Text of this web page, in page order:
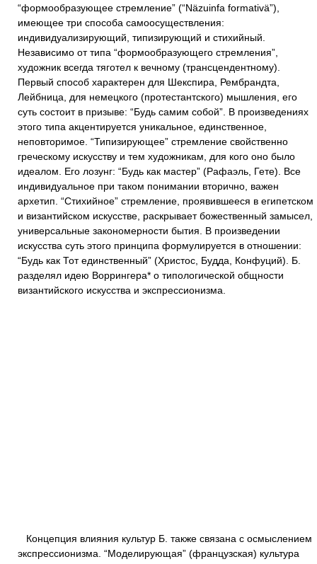
“формообразующее стремление” (“Näzuinfa formativä”),
имеющее три способа самоосуществления:
индивидуализирующий, типизирующий и стихийный.
Независимо от типа “формообразующего стремления”,
художник всегда тяготел к вечному (трансцендентному).
Первый способ характерен для Шекспира, Рембрандта,
Лейбница, для немецкого (протестантского) мышления, его
суть состоит в призыве: “Будь самим собой”. В произведениях
этого типа акцентируется уникальное, единственное,
неповторимое. “Типизирующее” стремление свойственно
греческому искусству и тем художникам, для кого оно было
идеалом. Его лозунг: “Будь как мастер” (Рафаэль, Гете). Все
индивидуальное при таком понимании вторично, важен
архетип. “Стихийное” стремление, проявившееся в египетском
и византийском искусстве, раскрывает божественный замысел,
универсальные закономерности бытия. В произведении
искусства суть этого принципа формулируется в отношении:
“Будь как Тот единственный” (Христос, Будда, Конфуций). Б.
разделял идею Воррингера* о типологической общности
византийского искусства и экспрессионизма.
Концепция влияния культур Б. также связана с осмыслением
экспрессионизма. “Моделирующая” (французская) культура